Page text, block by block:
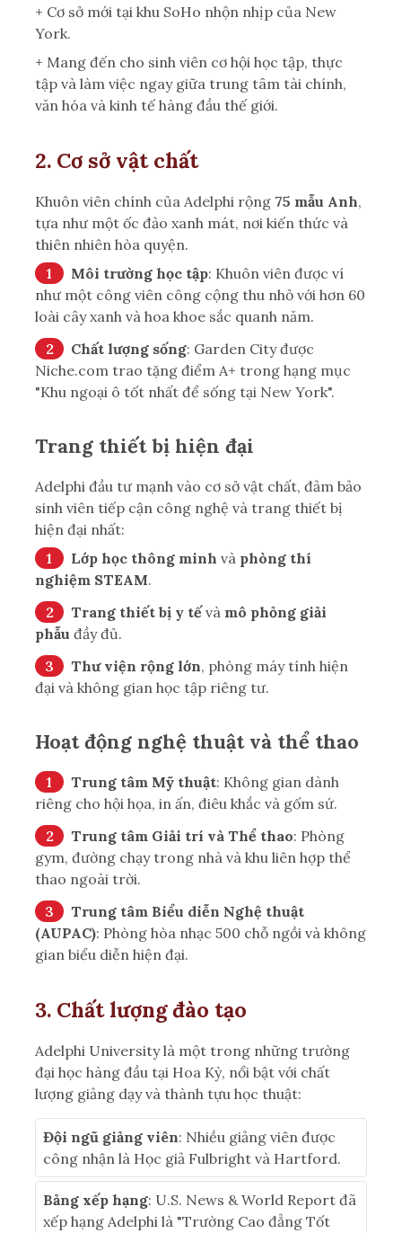
+ Cơ sở mới tại khu SoHo nhộn nhịp của New
York.
+ Mang đến cho sinh viên cơ hội học tập, thực
tập và làm việc ngay giữa trung tâm tài chính,
văn hóa và kinh tế hàng đầu thế giới.
2. Cơ sở vật chất
Khuôn viên chính của Adelphi rộng 75 mẫu Anh,
tựa như một ốc đảo xanh mát, nơi kiến thức và
thiên nhiên hòa quyện.
Môi trường học tập: Khuôn viên được ví
như một công viên công cộng thu nhỏ với hơn 60
loài cây xanh và hoa khoe sắc quanh năm.
Chất lượng sống: Garden City được
Niche.com trao tặng điểm A+ trong hạng mục
"Khu ngoại ô tốt nhất để sống tại New York".
Trang thiết bị hiện đại
Adelphi đầu tư mạnh vào cơ sở vật chất, đảm bảo
sinh viên tiếp cận công nghệ và trang thiết bị
hiện đại nhất:
Lớp học thông minh và phòng thí
nghiệm STEAM.
Trang thiết bị y tếvà mô phỏng giải
phẫu đầy đủ.
Thư viện rộng lớn, phòng máy tính hiện
đại và không gian học tập riêng tư.
Hoạt động nghệ thuật và thể thao
Trung tâm Mỹ thuật: Không gian dành
riêng cho hội họa, in ấn, điêu khắc và gốm sứ.
Trung tâm Giải trí và Thể thao: Phòng
gym, đường chạy trong nhà và khu liên hợp thể
thao ngoài trời.
Trung tâm Biểu diễn Nghệ thuật
(AUPAC): Phòng hòa nhạc 500 chỗ ngồi và không
gian biểu diễn hiện đại.
3. Chất lượng đào tạo
Adelphi University là một trong những trường
đại học hàng đầu tại Hoa Kỳ, nổi bật với chất
lượng giảng dạy và thành tựu học thuật:
Đội ngũ giảng viên: Nhiều giảng viên được
công nhận là Học giả Fulbright và Hartford.
Bảng xếp hạng: U.S. News & World Report đã
xếp hạng Adelphi là "Trường Cao đẳng Tốt